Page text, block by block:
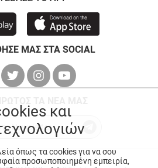
ΜΑΣ ΣΤΑ SOCIAL
και
όπως τα cookies για να σου
προσωποποιημένη εμπειρία,